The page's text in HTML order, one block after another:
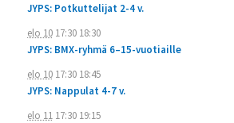
JYPS: Potkuttelijat 2-4 v.
elo 1017:30 18:30
JYPS: BMX-ryhmä 6–15-vuotiaille
elo 1017:30 18:45
JYPS: Nappulat 4-7 v.
elo 1117:30 19:15